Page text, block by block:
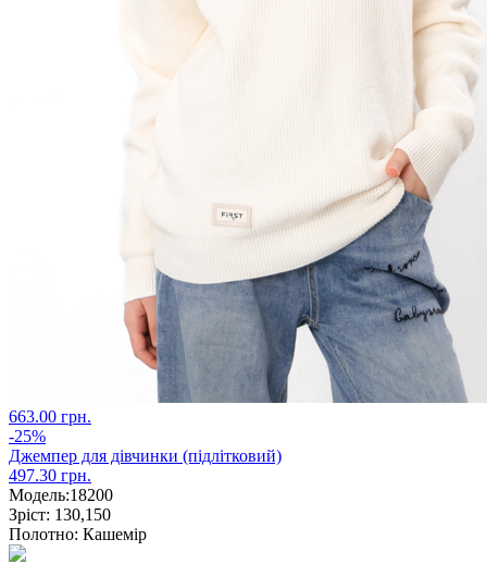
663.00 грн.
-25%
Джемпер для дівчинки (підлітковий)
497.30 грн.
Модель:18200
Зріст: 130,150
Полотно: Кашемір